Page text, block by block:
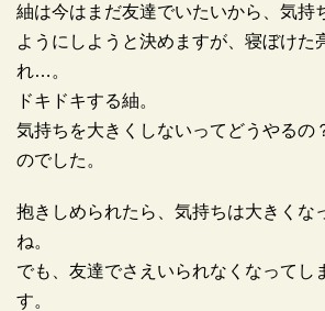
紬は今はまだ友達でいたいから、気持
ようにしようと決めますが、寝ぼけた
れ…。
ドキドキする紬。
気持ちを大きくしないってどうやるの
のでした。
抱きしめられたら、気持ちは大きくな
ね。
でも、友達でさえいられなくなってし
す。